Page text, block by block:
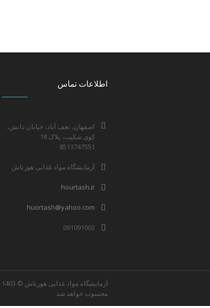
اطلاعات تماس
اصفهان، نجف آباد، خیابان دانش،
کوی شکیب، پلاک 18
8513747551
آزمایشگاه مواد غذایی هورتاش
hourtash.ir
huortash@yahoo.com
091091002
محسوب خواهد شد